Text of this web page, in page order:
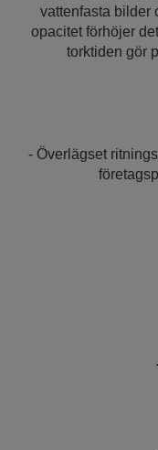
vattenfasta bilder
opacitet förhöjer
torktiden gör
- Överlägset